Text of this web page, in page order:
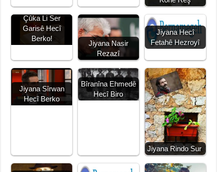
Amûdê û Şêwra
Çûka Li Ser
Garisê Hecî
Berko!
Jiyana Nasir
Rezazî
Jiyana Hecî
Fetahê Hezroyî
Jiyana Sîrwan
Hecî Berko
Bîranîna Ehmedê
Hecî Biro
Jiyana Rindo Sur